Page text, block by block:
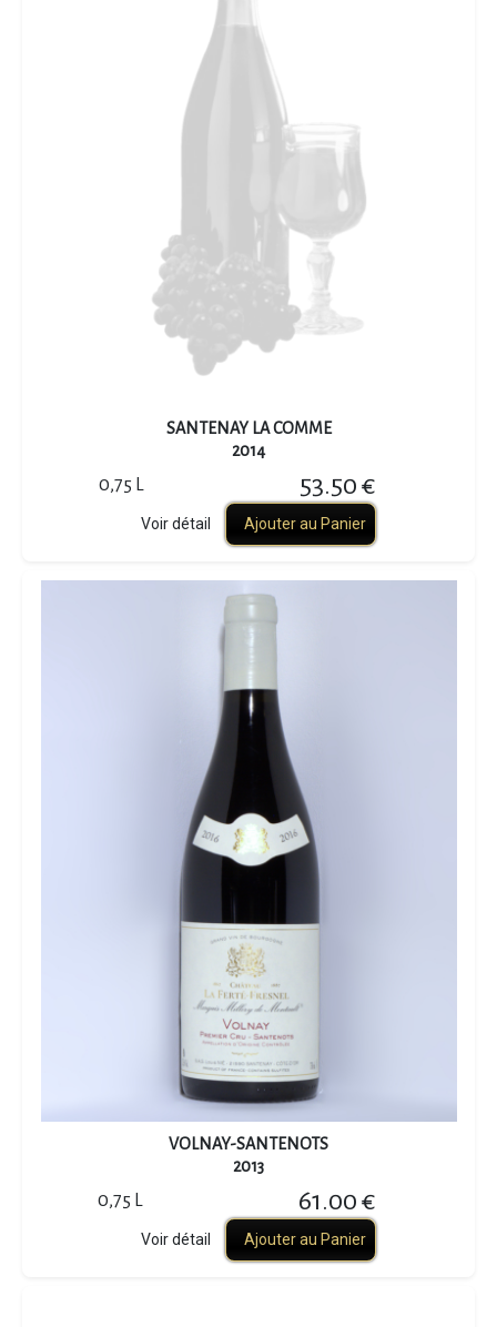
SANTENAY LA COMME
2014
0,75 L 53.50 €
Voir détail Ajouter au Panier
VOLNAY-SANTENOTS
2013
0,75 L 61.00 €
Voir détail Ajouter au Panier